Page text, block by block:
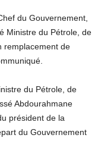
du Gouvernement,
Ministre du Pétrole, de
remplacement de
du Pétrole, de
Abdourahmane
président de la
du Gouvernement